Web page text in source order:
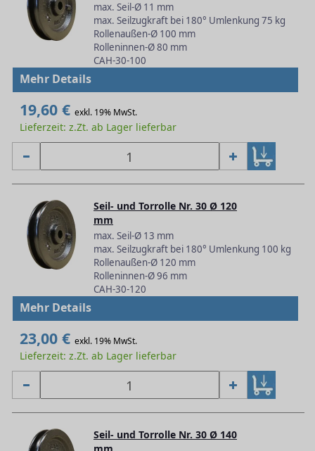
max. Seil-Ø 11 mm
max. Seilzugkraft bei 180° Umlenkung 75 kg
Rollenaußen-Ø 100 mm
Rolleninnen-Ø 80 mm
CAH-30-100
Mehr Details
19,60 € exkl. 19% MwSt.
Lieferzeit: z.Zt. ab Lager lieferbar
Seil- und Torrolle Nr. 30 Ø 120
mm
max. Seil-Ø 13 mm
max. Seilzugkraft bei 180° Umlenkung 100 kg
Rollenaußen-Ø 120 mm
Rolleninnen-Ø 96 mm
CAH-30-120
Mehr Details
23,00 € exkl. 19% MwSt.
Lieferzeit: z.Zt. ab Lager lieferbar
Seil- und Torrolle Nr. 30 Ø 140